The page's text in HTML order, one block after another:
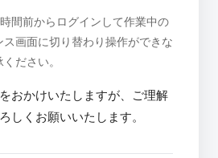
間前からログインして作業中の
画面に切り替わり操作ができな
ださい。
おかけいたしますが、ご理解
しくお願いいたします。